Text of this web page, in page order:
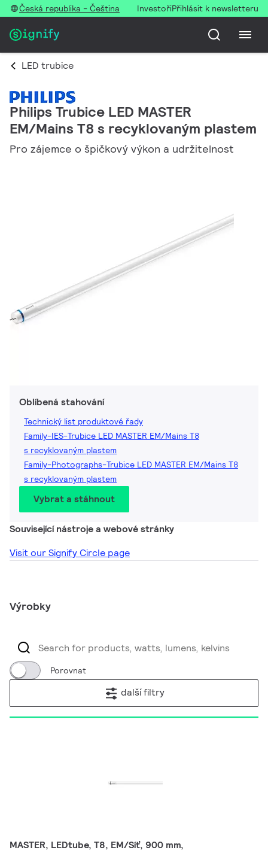
Česká republika - Čeština InvestořiPřihlásit k newsletteru
LED trubice
Philips Trubice LED MASTER
EM/Mains T8 s recyklovaným plastem
Pro zájemce o špičkový výkon a udržitelnost
Oblíbená stahování
Technický list produktové řady
Family-IES-Trubice LED MASTER EM/Mains T8
s recyklovaným plastem
Family-Photographs-Trubice LED MASTER EM/Mains T8
s recyklovaným plastem
Vybrat a stáhnout
Související nástroje a webové stránky
Visit our Signify Circle page
Výrobky
Porovnat
další filtry
MASTER, LEDtube, T8, EM/Síť, 900 mm,